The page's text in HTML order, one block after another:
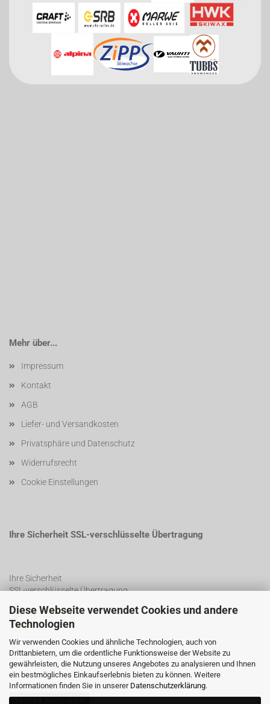
Diese Webseite verwendet Cookies und andere
Technologien
Wir verwenden Cookies und ähnliche Technologien, auch von
Drittanbietern, um die ordentliche Funktionsweise der Website zu
gewährleisten, die Nutzung unseres Angebotes zu analysieren und Ihnen
ein bestmögliches Einkaufserlebnis bieten zu können. Weitere
Informationen finden Sie in unserer Datenschutzerklärung.
Mehr über...
Impressum
Kontakt
AGB
Liefer- und Versandkosten
Privatsphäre und Datenschutz
Widerrufsrecht
Cookie Einstellungen
Ihre Sicherheit SSL-verschlüsselte Übertragung
Ihre Sicherheit
SSL-verschlüsselte Übertragung
SSL Certificate
Vertrag widerrufen